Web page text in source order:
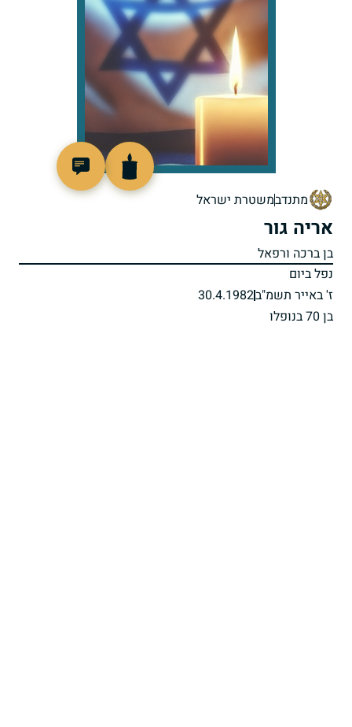
מתנדבמשטרת ישראל
אריה גור
בן ברכה ורפאל
נפל ביום
ז' באייר תשמ"ב30.4.1982
בן 70 בנופלו